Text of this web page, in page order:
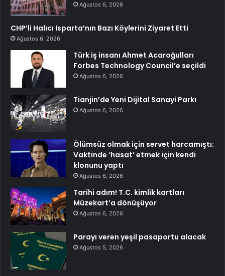
Ağustos 6, 2026
CHP’li Halıcı Isparta’nın Bazı Köylerini Ziyaret Etti
Ağustos 6, 2026
Türk iş insanı Ahmet Acaroğulları
Forbes Technology Council’e seçildi
Ağustos 6, 2026
Tianjin’de Yeni Dijital Sanayi Parkı
Ağustos 6, 2026
Ölümsüz olmak için servet harcamıştı:
Vaktinde ‘hasat’ etmek için kendi
klonunu yaptı
Ağustos 6, 2026
Tarihi adım! T.C. kimlik kartları
Müzekart’a dönüşüyor
Ağustos 6, 2026
Parayı veren yeşil pasaportu alacak
Ağustos 5, 2026